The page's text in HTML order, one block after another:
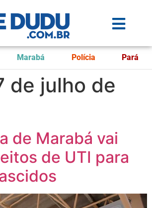
Marabá Polícia Pará
de julho de
de Marabá vai
de UTI para